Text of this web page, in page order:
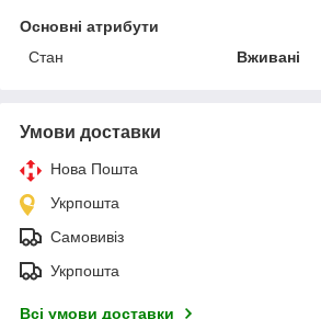
Основні атрибути
Стан
Вживані
Умови доставки
Нова Пошта
Укрпошта
Самовивіз
Укрпошта
Всі умови доставки